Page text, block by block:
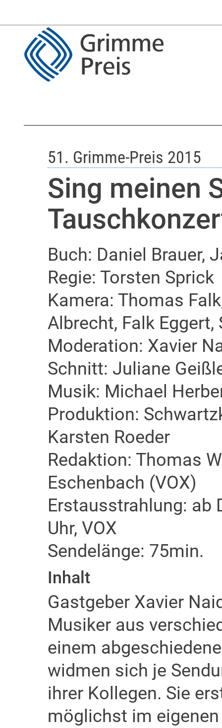
51. Grimme-Preis 2015
Sing meinen
Buch: Daniel Brauer,
Regie: Torsten Sprick
Kamera: Thomas
Albrecht, Falk
Moderation: Xavier
Schnitt: Juliane
Musik: Michael
Produktion:
Karsten Roeder
Redaktion: Thomas
Eschenbach (VOX)
Erstausstrahlung: ab
Uhr, VOX
Sendelänge: 75min.
Inhalt
Gastgeber Xavier
Musiker aus
einem
widmen sich je
ihrer Kollegen. Sie
möglichst im